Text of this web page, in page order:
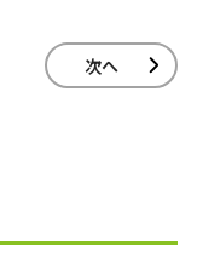
次へ